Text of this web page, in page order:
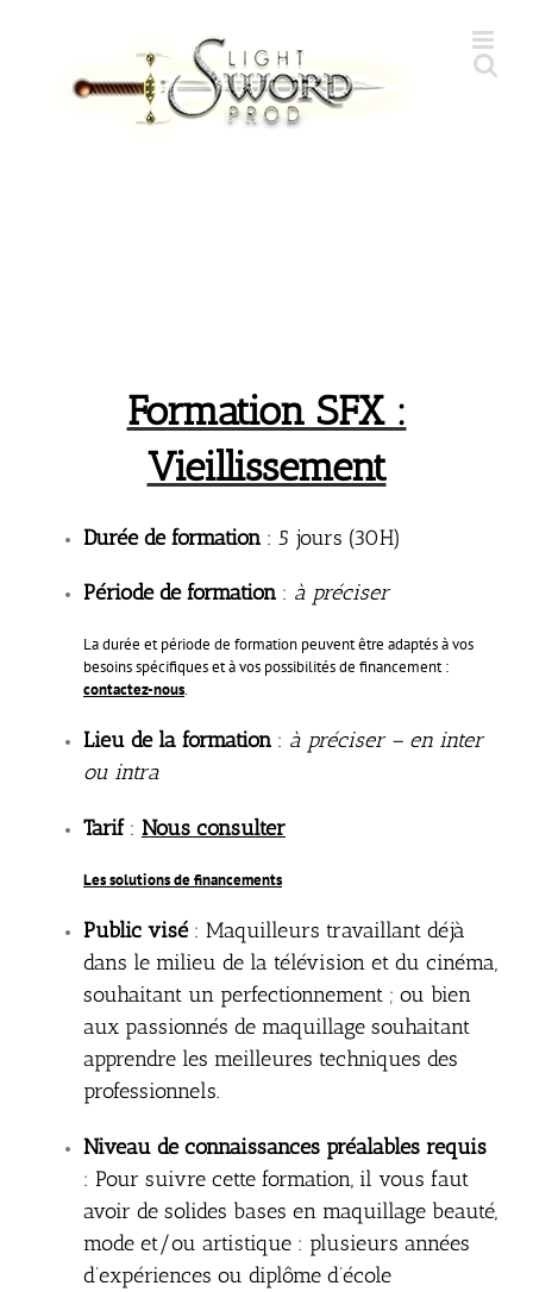
Formation SFX :
Vieillissement
Durée de formation : 5 jours (30H)
Période de formation : à préciser
La durée et période de formation peuvent être adaptés à vos
besoins spécifiques et à vos possibilités de financement :
contactez-nous.
Lieu de la formation : à préciser – en inter
ou intra
Tarif : Nous consulter
Les solutions de financements
Public visé : Maquilleurs travaillant déjà
dans le milieu de la télévision et du cinéma,
souhaitant un perfectionnement ; ou bien
aux passionnés de maquillage souhaitant
apprendre les meilleures techniques des
professionnels.
Niveau de connaissances préalables requis
: Pour suivre cette formation, il vous faut
avoir de solides bases en maquillage beauté,
mode et/ou artistique : plusieurs années
d’expériences ou diplôme d’école